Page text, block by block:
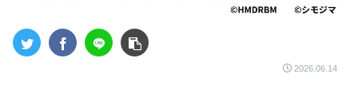
2026.06.14